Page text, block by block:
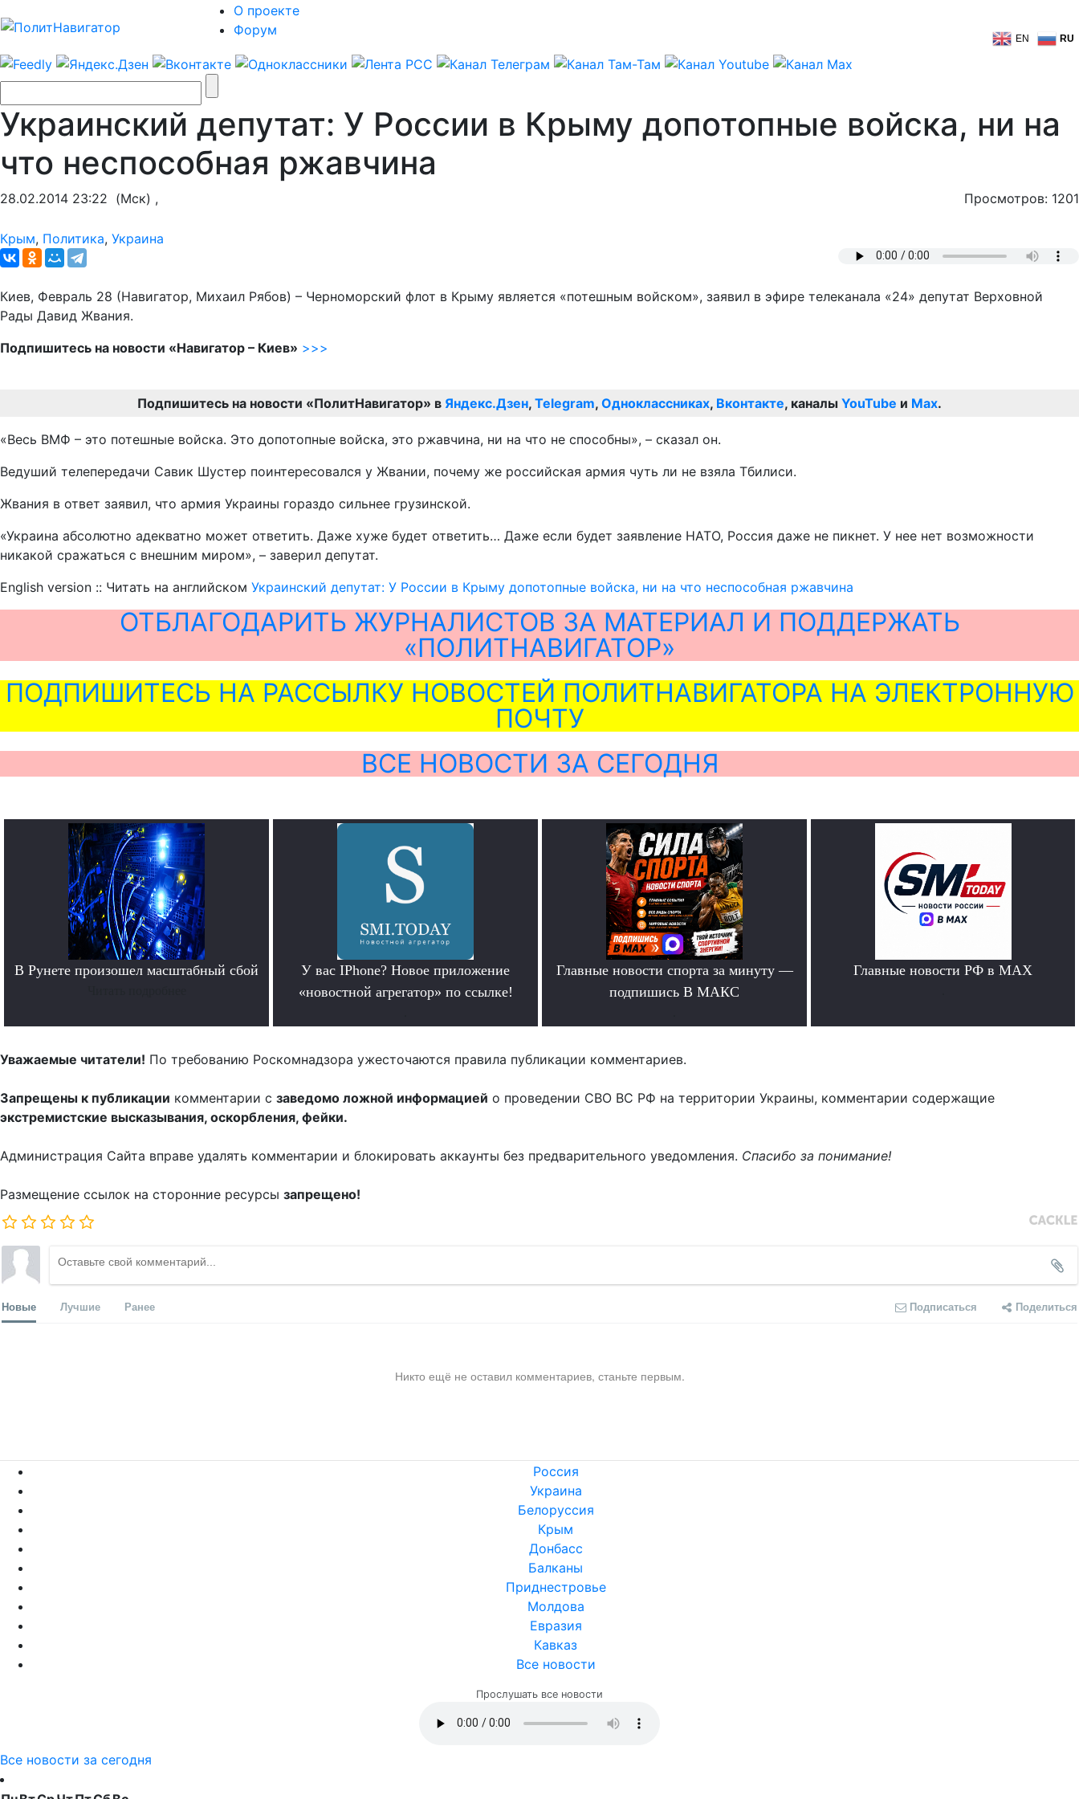
О проекте
Форум
EN RU
Украинский депутат: У России в Крыму допотопные войска, ни на
что неспособная ржавчина
28.02.2014 23:22 (Мск) , Просмотров: 1201
Крым, Политика, Украина
Киев, Февраль 28 (Навигатор, Михаил Рябов) – Черноморский флот в Крыму является «потешным войском», заявил в эфире телеканала «24» депутат Верховной
Рады Давид Жвания.
Подпишитесь на новости «Навигатор – Киев» >>>
Подпишитесь на новости «ПолитНавигатор» в Яндекс.Дзен, Telegram, Одноклассниках, Вконтакте, каналы YouTube и Max.
«Весь ВМФ – это потешные войска. Это допотопные войска, это ржавчина, ни на что не способны», – сказал он.
Ведуший телепередачи Савик Шустер поинтересовался у Жвании, почему же российская армия чуть ли не взяла Тбилиси.
Жвания в ответ заявил, что армия Украины гораздо сильнее грузинской.
«Украина абсолютно адекватно может ответить. Даже хуже будет ответить… Даже если будет заявление НАТО, Россия даже не пикнет. У нее нет возможности
никакой сражаться с внешним миром», – заверил депутат.
English version :: Читать на английском Украинский депутат: У России в Крыму допотопные войска, ни на что неспособная ржавчина
ОТБЛАГОДАРИТЬ ЖУРНАЛИСТОВ ЗА МАТЕРИАЛ И ПОДДЕРЖАТЬ
«ПОЛИТНАВИГАТОР»
ПОДПИШИТЕСЬ НА РАССЫЛКУ НОВОСТЕЙ ПОЛИТНАВИГАТОРА НА ЭЛЕКТРОННУЮ
ПОЧТУ
ВСЕ НОВОСТИ ЗА СЕГОДНЯ
В Рунете произошел масштабный сбой
У вас IPhone? Новое приложение
«новостной агрегатор» по ссылке!
Главные новости спорта за минуту —
подпишись В МАКС
Главные новости РФ в MAX
Уважаемые читатели! По требованию Роскомнадзора ужесточаются правила публикации комментариев.
Запрещены к публикации комментарии с заведомо ложной информацией о проведении СВО ВС РФ на территории Украины, комментарии содержащие
экстремистские высказывания, оскорбления, фейки.
Администрация Сайта вправе удалять комментарии и блокировать аккаунты без предварительного уведомления. Спасибо за понимание!
Размещение ссылок на сторонние ресурсы запрещено!
Новые Лучшие Ранее Подписаться Поделиться
Никто ещё не оставил комментариев, станьте первым.
Россия
Украина
Белоруссия
Крым
Донбасс
Балканы
Приднестровье
Молдова
Евразия
Кавказ
Все новости
Прослушать все новости
Все новости за сегодня